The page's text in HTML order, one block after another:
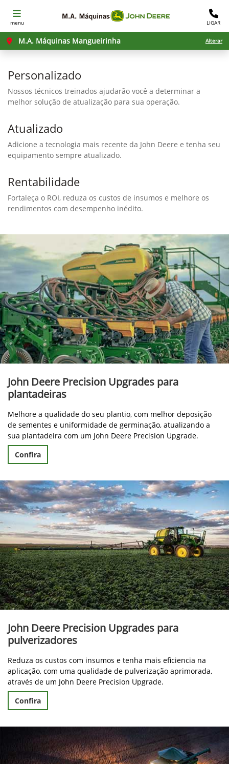
menu LIGAR
M.A. Máquinas Mangueirinha Alterar
Personalizado
Nossos técnicos treinados ajudarão você a determinar a
melhor solução de atualização para sua operação.
Atualizado
Adicione a tecnologia mais recente da John Deere e tenha seu
equipamento sempre atualizado.
Rentabilidade
Fortaleça o ROI, reduza os custos de insumos e melhore os
rendimentos com desempenho inédito.
John Deere Precision Upgrades para
plantadeiras
Melhore a qualidade do seu plantio, com melhor deposição
de sementes e uniformidade de germinação, atualizando a
sua plantadeira com um John Deere Precision Upgrade.
Confira
John Deere Precision Upgrades para
pulverizadores
Reduza os custos com insumos e tenha mais eficiencia na
aplicação, com uma qualidade de pulverização aprimorada,
através de um John Deere Precision Upgrade.
Confira